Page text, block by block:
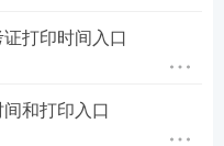
打印时间入口
和打印入口